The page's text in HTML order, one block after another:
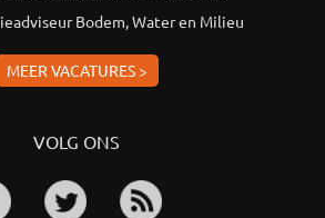
Bodem, Water en Milieu
MEER VACATURES >
VOLG ONS